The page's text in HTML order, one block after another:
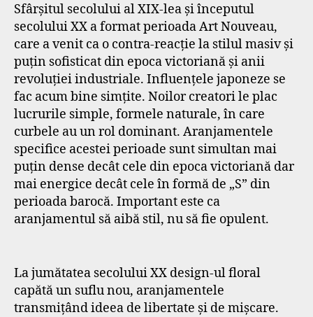
Sfârșitul secolului al XIX-lea și începutul
secolului XX a format perioada Art Nouveau,
care a venit ca o contra-reacție la stilul masiv și
puțin sofisticat din epoca victoriană și anii
revoluției industriale. Influențele japoneze se
fac acum bine simțite. Noilor creatori le plac
lucrurile simple, formele naturale, în care
curbele au un rol dominant. Aranjamentele
specifice acestei perioade sunt simultan mai
puțin dense decât cele din epoca victoriană dar
mai energice decât cele în formă de „S” din
perioada barocă. Important este ca
aranjamentul să aibă stil, nu să fie opulent.
La jumătatea secolului XX design-ul floral
capătă un suflu nou, aranjamentele
transmițând ideea de libertate și de mișcare.